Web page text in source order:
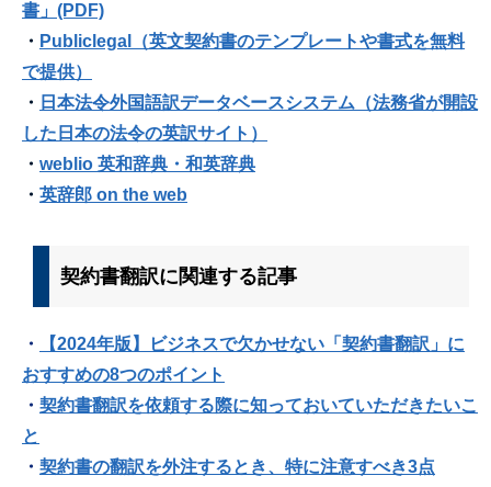
書」(PDF)
・ Publiclegal（英文契約書のテンプレートや書式を無料
で提供）
・ 日本法令外国語訳データベースシステム（法務省が開設
した日本の法令の英訳サイト）
・ weblio 英和辞典・和英辞典
・ 英辞郎 on the web
契約書翻訳に関連する記事
・
【2024年版】ビジネスで欠かせない「契約書翻訳」に
おすすめの8つのポイント
・ 契約書翻訳を依頼する際に知っておいていただきたいこ
と
・ 契約書の翻訳を外注するとき、特に注意すべき3点